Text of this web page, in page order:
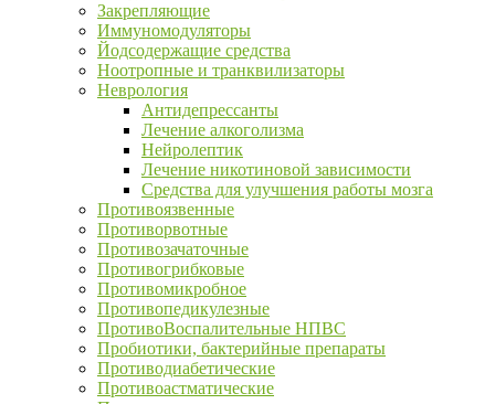
Закрепляющие
Иммуномодуляторы
Йодсодержащие средства
Ноотропные и транквилизаторы
Неврология
Антидепрессанты
Лечение алкоголизма
Нейролептик
Лечение никотиновой зависимости
Средства для улучшения работы мозга
Противоязвенные
Противорвотные
Противозачаточные
Противогрибковые
Противомикробное
Противопедикулезные
ПротивоВоспалительные НПВС
Пробиотики, бактерийные препараты
Противодиабетические
Противоастматические